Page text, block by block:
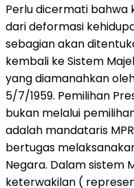
Perlu dicermati bahwa
dari deformasi
sebagian akan
kembali ke Sistem
yang diamanahkan
5/7/1959. Pemilihan
bukan melalui
adalah mandataris
bertugas
Negara. Dalam sistem
keterwakilan (